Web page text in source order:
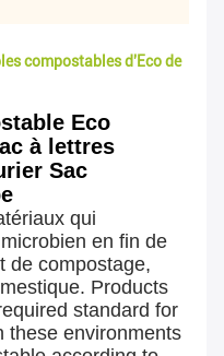
compostables d'Eco de
Eco
à lettres
Sac
qui
en fin de
de compostage,
Products
standard for
these environments